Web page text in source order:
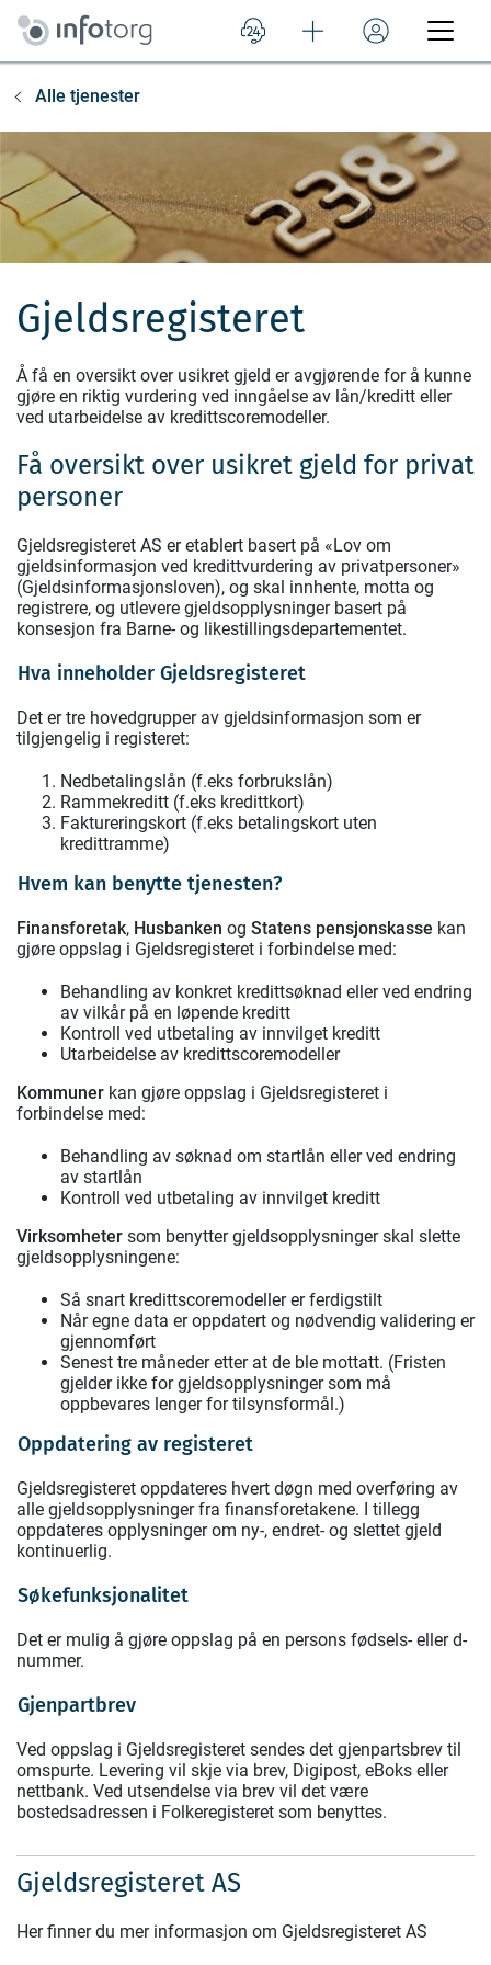
Alle tjenester
Gjeldsregisteret
Å få en oversikt over usikret gjeld er avgjørende for å kunne
gjøre en riktig vurdering ved inngåelse av lån/kreditt eller
ved utarbeidelse av kredittscoremodeller.
Få oversikt over usikret gjeld for privat
personer
Gjeldsregisteret AS er etablert basert på «Lov om
gjeldsinformasjon ved kredittvurdering av privatpersoner»
(Gjeldsinformasjonsloven), og skal innhente, motta og
registrere, og utlevere gjeldsopplysninger basert på
konsesjon fra Barne- og likestillingsdepartementet.
Hva inneholder Gjeldsregisteret
Det er tre hovedgrupper av gjeldsinformasjon som er
tilgjengelig i registeret:
Nedbetalingslån (f.eks forbrukslån)
Rammekreditt (f.eks kredittkort)
Faktureringskort (f.eks betalingskort uten
kredittramme)
Hvem kan benytte tjenesten?
Finansforetak, Husbanken og Statens pensjonskasse kan
gjøre oppslag i Gjeldsregisteret i forbindelse med:
Behandling av konkret kredittsøknad eller ved endring
av vilkår på en løpende kreditt
Kontroll ved utbetaling av innvilget kreditt
Utarbeidelse av kredittscoremodeller
Kommuner kan gjøre oppslag i Gjeldsregisteret i
forbindelse med:
Behandling av søknad om startlån eller ved endring
av startlån
Kontroll ved utbetaling av innvilget kreditt
Virksomheter som benytter gjeldsopplysninger skal slette
gjeldsopplysningene:
Så snart kredittscoremodeller er ferdigstilt
Når egne data er oppdatert og nødvendig validering er
gjennomført
Senest tre måneder etter at de ble mottatt. (Fristen
gjelder ikke for gjeldsopplysninger som må
oppbevares lenger for tilsynsformål.)
Oppdatering av registeret
Gjeldsregisteret oppdateres hvert døgn med overføring av
alle gjeldsopplysninger fra finansforetakene. I tillegg
oppdateres opplysninger om ny-, endret- og slettet gjeld
kontinuerlig.
Søkefunksjonalitet
Det er mulig å gjøre oppslag på en persons fødsels- eller d-
nummer.
Gjenpartbrev
Ved oppslag i Gjeldsregisteret sendes det gjenpartsbrev til
omspurte. Levering vil skje via brev, Digipost, eBoks eller
nettbank. Ved utsendelse via brev vil det være
bostedsadressen i Folkeregisteret som benyttes.
Gjeldsregisteret AS
Her finner du mer informasjon om Gjeldsregisteret AS